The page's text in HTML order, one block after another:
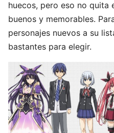
huecos, pero eso no quita
buenos y memorables.
personajes nuevos a su
bastantes para elegir.